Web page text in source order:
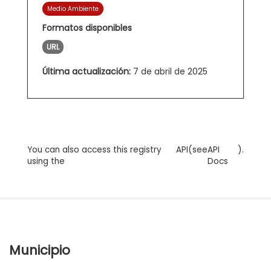
Medio Ambiente
Formatos disponibles
URL
Última actualización: 7 de abril de 2025
You can also access this registry
using the
API(seeAPI
Docs
).
Municipio